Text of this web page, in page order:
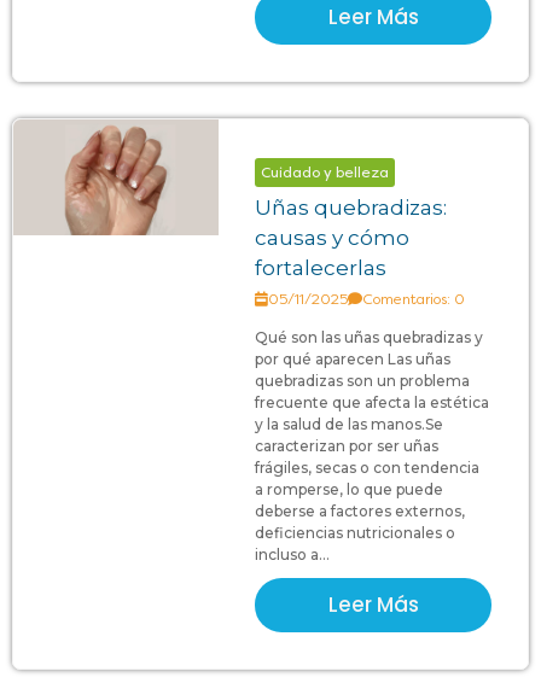
Leer Más
Cuidado y belleza
Uñas quebradizas:
causas y cómo
fortalecerlas
05/11/2025 Comentarios: 0
Qué son las uñas quebradizas y
por qué aparecen Las uñas
quebradizas son un problema
frecuente que afecta la estética
y la salud de las manos.Se
caracterizan por ser uñas
frágiles, secas o con tendencia
a romperse, lo que puede
deberse a factores externos,
deficiencias nutricionales o
incluso a...
Leer Más